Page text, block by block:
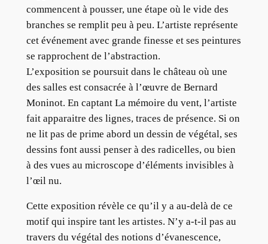
commencent à pousser, une étape où le vide des
branches se remplit peu à peu. L’artiste représente
cet événement avec grande finesse et ses peintures
se rapprochent de l’abstraction.
L’exposition se poursuit dans le château où une
des salles est consacrée à l’œuvre de Bernard
Moninot. En captant La mémoire du vent, l’artiste
fait apparaitre des lignes, traces de présence. Si on
ne lit pas de prime abord un dessin de végétal, ses
dessins font aussi penser à des radicelles, ou bien
à des vues au microscope d’éléments invisibles à
l’œil nu.
Cette exposition révèle ce qu’il y a au-delà de ce
motif qui inspire tant les artistes. N’y a-t-il pas au
travers du végétal des notions d’évanescence,